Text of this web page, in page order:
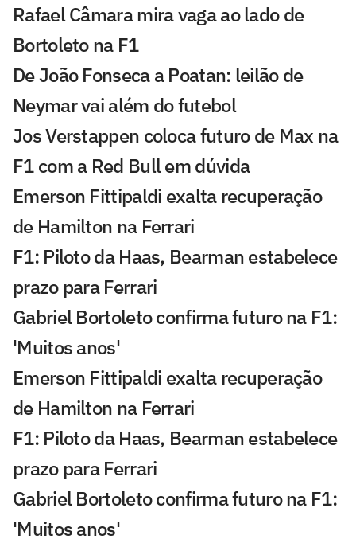
Rafael Câmara mira vaga ao lado de
Bortoleto na F1
De João Fonseca a Poatan: leilão de
Neymar vai além do futebol
Jos Verstappen coloca futuro de Max na
F1 com a Red Bull em dúvida
Emerson Fittipaldi exalta recuperação
de Hamilton na Ferrari
F1: Piloto da Haas, Bearman estabelece
prazo para Ferrari
Gabriel Bortoleto confirma futuro na F1:
'Muitos anos'
Emerson Fittipaldi exalta recuperação
de Hamilton na Ferrari
F1: Piloto da Haas, Bearman estabelece
prazo para Ferrari
Gabriel Bortoleto confirma futuro na F1:
'Muitos anos'